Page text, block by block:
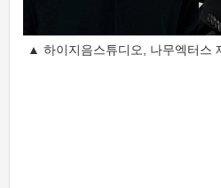
▲ 하이지음스튜디오, 나무엑터스